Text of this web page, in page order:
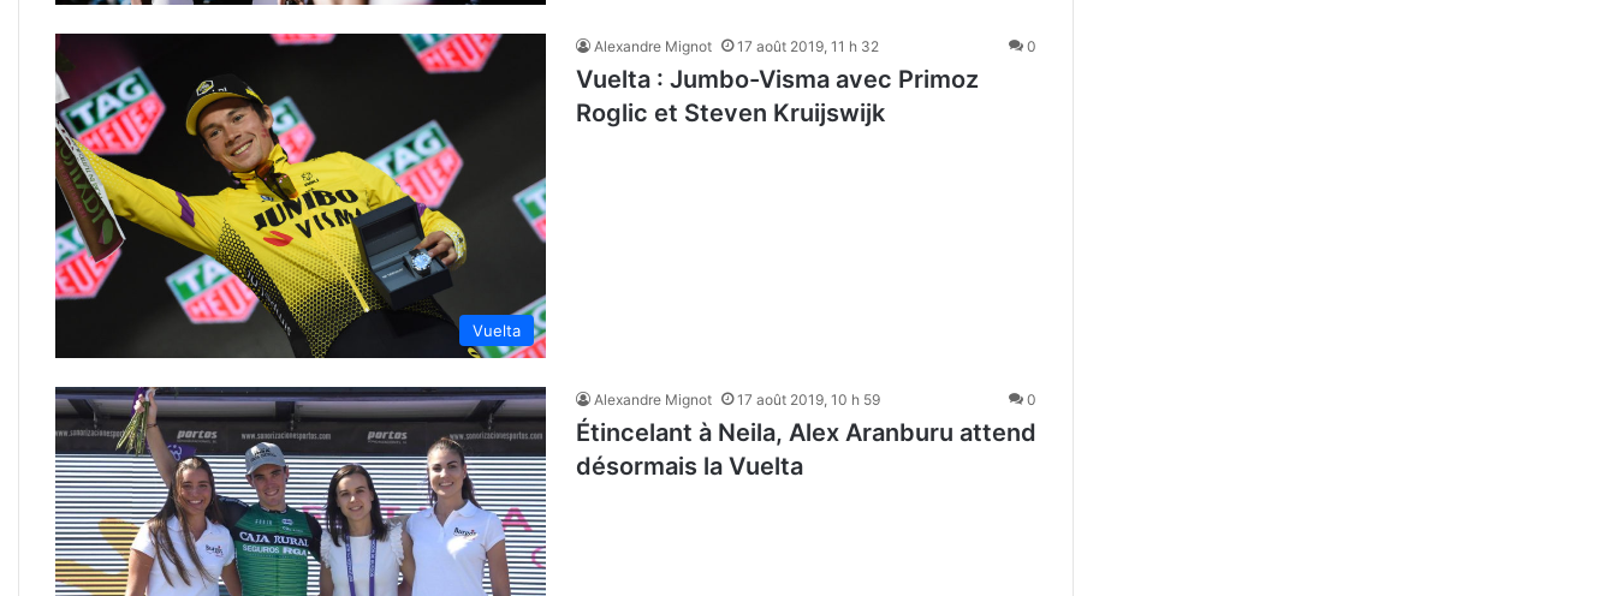
Vuelta
Alexandre Mignot 17 août 2019, 11 h 32 0
Vuelta : Jumbo-Visma avec Primoz
Roglic et Steven Kruijswijk
Alexandre Mignot 17 août 2019, 10 h 59 0
Étincelant à Neila, Alex Aranburu attend
désormais la Vuelta